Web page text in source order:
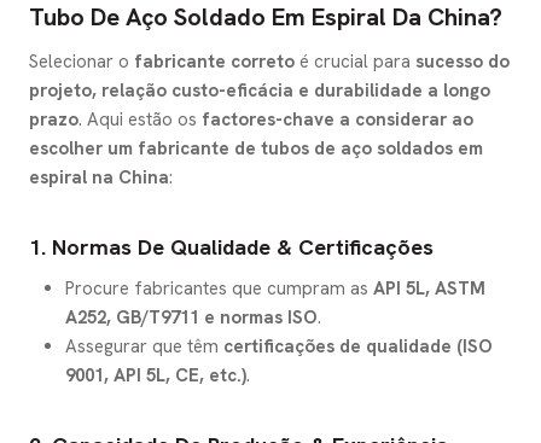
Tubo De Aço Soldado Em Espiral Da China?
Selecionar o fabricante correto é crucial para sucesso do
projeto, relação custo-eficácia e durabilidade a longo
prazo. Aqui estão os factores-chave a considerar ao
escolher um fabricante de tubos de aço soldados em
espiral na China:
1. Normas De Qualidade & Certificações
Procure fabricantes que cumpram as API 5L, ASTM
A252, GB/T9711 e normas ISO.
Assegurar que têm certificações de qualidade (ISO
9001, API 5L, CE, etc.).